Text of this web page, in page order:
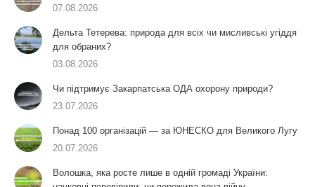
07.08.2026
Дельта Тетерева: природа для всіх чи мисливські угіддя
для обраних?
03.08.2026
Чи підтримує Закарпатська ОДА охорону природи?
23.07.2026
Понад 100 організацій — за ЮНЕСКО для Великого Лугу
20.07.2026
Волошка, яка росте лише в одній громаді України: